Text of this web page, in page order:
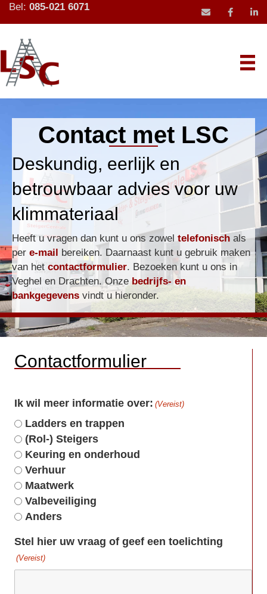
Bel: 085-021 6071
mail icoon
Contact met LSC
Deskundig, eerlijk en
betrouwbaar advies voor uw
klimmateriaal
Heeft u vragen dan kunt u ons zowel telefonisch als
per e-mail bereiken. Daarnaast kunt u gebruik maken
van het contactformulier. Bezoeken kunt u ons in
Veghel en Drachten. Onzebedrijfs- en
bankgegevens vindt u hieronder.
Contactformulier
Ik wil meer informatie over: (Vereist)
Ladders en trappen
(Rol-) Steigers
Keuring en onderhoud
Verhuur
Maatwerk
Valbeveiliging
Anders
Stel hier uw vraag of geef een toelichting
(Vereist)